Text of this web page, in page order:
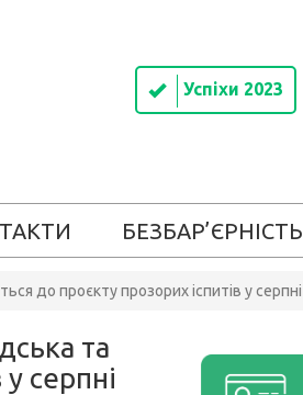
Успіхи 2023
БЕЗБАР’ЄРНІСТЬ
до проєкту прозорих іспитів у серпні
та
серпні